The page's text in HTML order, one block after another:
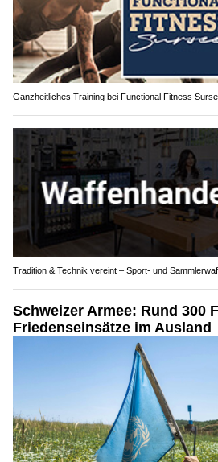
Ganzheitliches Training bei Functional Fitness
Tradition & Technik vereint – Sport- und
Schweizer Armee: Rund 300
Friedenseinsätze im Ausland